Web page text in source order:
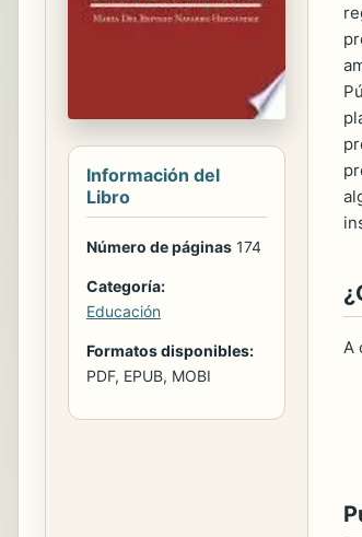
Información del
Libro
Número de páginas 174
Categoría:
Educación
Formatos disponibles:
PDF, EPUB, MOBI
A